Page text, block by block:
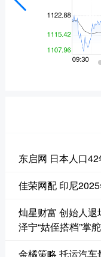
东启网 日本人口
佳荣网配 印尼
灿星财富 创始人
泽宁“姑侄搭档”掌
金橘策略 托运汽